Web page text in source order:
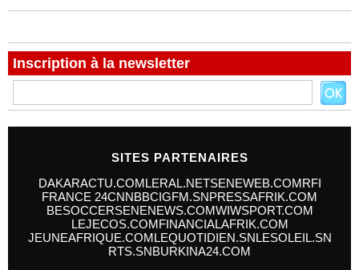
Inscription à la newsletter
SITES PARTENAIRES
DAKARACTU.COMLERAL.NETSENEWEB.COMRFI
FRANCE 24CNNBBCIGFM.SNPRESSAFRIK.COM
BESOCCERSENENEWS.COMWIWSPORT.COM
LEJECOS.COMFINANCIALAFRIK.COM
JEUNEAFRIQUE.COMLEQUOTIDIEN.SNLESOLEIL.SN
RTS.SNBURKINA24.COM